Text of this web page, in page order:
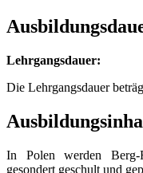
Lehrgangsdauer:
Die Lehrgangsdauer
In Polen werden Berg-
gesondert geschult und